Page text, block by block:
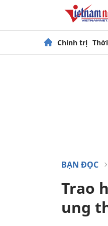
Chính trị
BẠN ĐỌC
Trao
ung